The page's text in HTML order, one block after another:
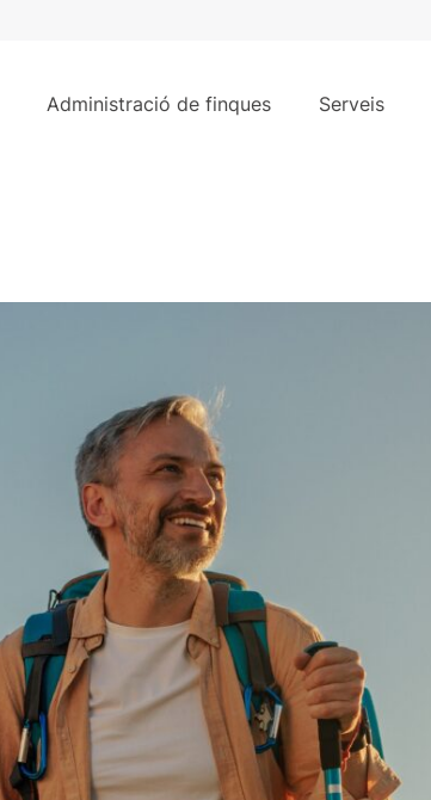
Administració de finques Serveis